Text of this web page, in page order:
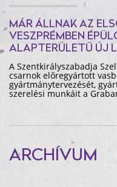
MÁR ÁLLNAK AZ
VESZPRÉMBEN
ALAPTERÜLETŰ ÚJ
A Szentkirályszabadja
csarnok előregyártott
gyártmánytervezését,
szerelési munkáit a
ARCHÍVUM